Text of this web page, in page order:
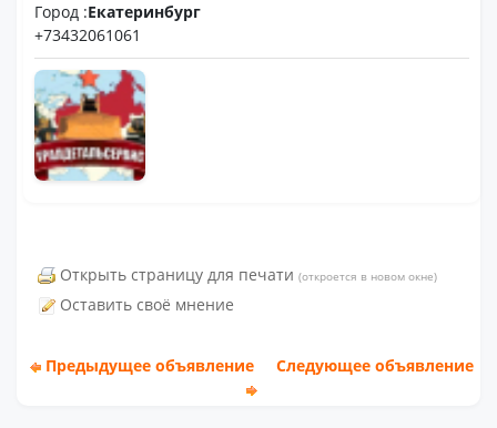
Город :Екатеринбург
+73432061061
Открыть страницу для печати (откроется в новом окне)
Оставить своё мнение
Предыдущее объявление Следующее объявление